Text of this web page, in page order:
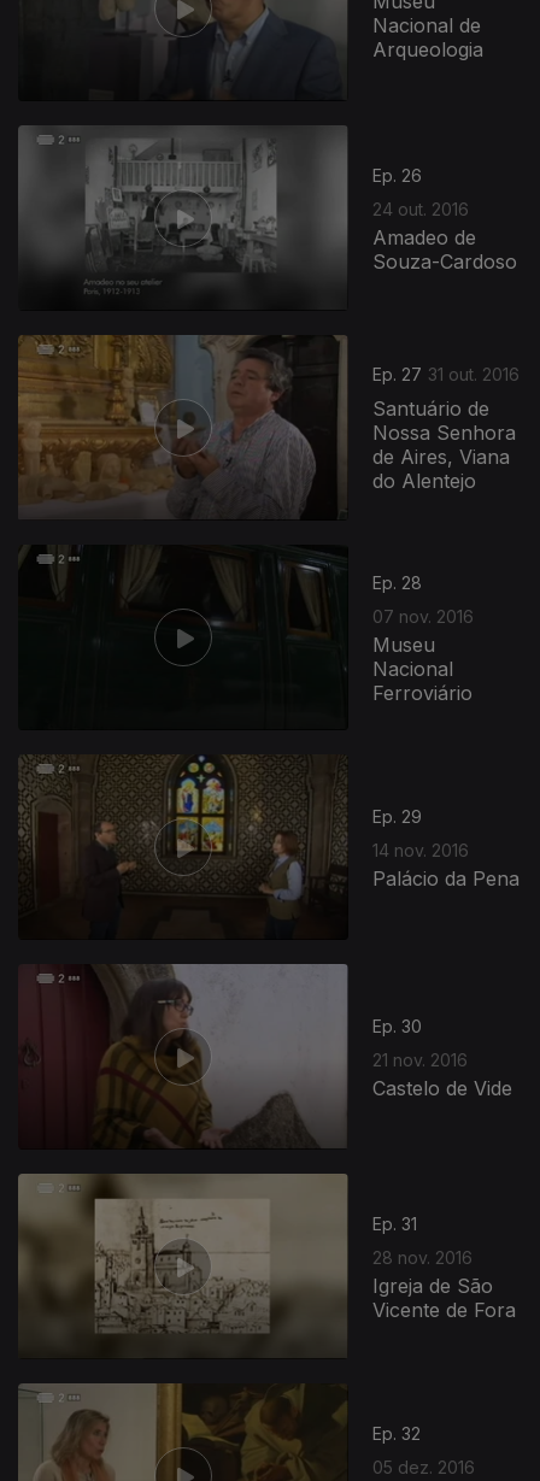
Nacional de
Arqueologia
Ep. 26
24 out. 2016
Amadeo de
Souza-Cardoso
Ep. 27 31 out. 2016
Santuário de
Nossa Senhora
de Aires, Viana
do Alentejo
Ep. 28
07 nov. 2016
Museu
Nacional
Ferroviário
Ep. 29
14 nov. 2016
Palácio da Pena
Ep. 30
21 nov. 2016
Castelo de Vide
Ep. 31
28 nov. 2016
Igreja de São
Vicente de Fora
Ep. 32
05 dez. 2016